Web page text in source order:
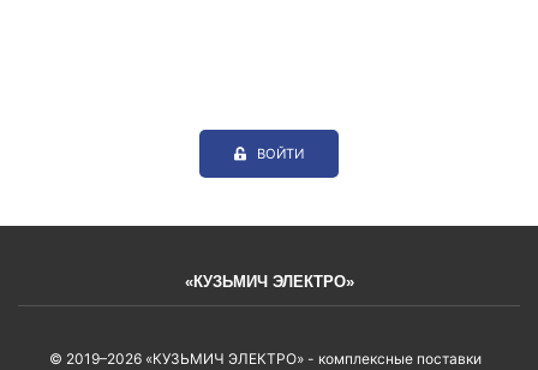
ВОЙТИ
«КУЗЬМИЧ ЭЛЕКТРО»
© 2019–2026 «КУЗЬМИЧ ЭЛЕКТРО» - комплексные поставки